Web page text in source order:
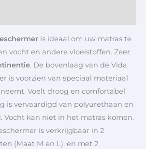
is ideaal om uw matras te
vocht en andere vloeistoffen. Zeer
. De bovenlaag van de Vida
is voorzien van speciaal materiaal
Voelt droog en comfortabel
is vervaardigd van polyurethaan en
Vocht kan niet in het matras komen.
is verkrijgbaar in 2
(Maat M en L), en met 2